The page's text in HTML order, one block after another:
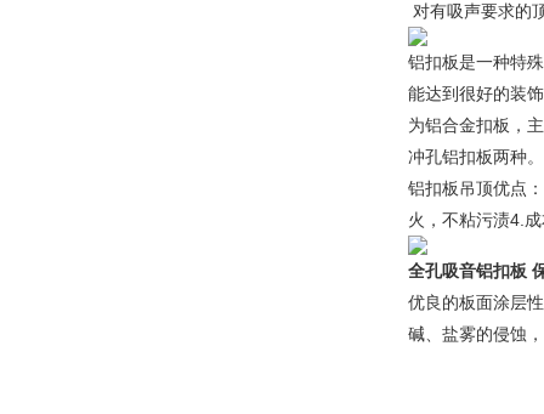
对有吸声要求的
铝扣板是一种特
能达到很好的装
为铝合金扣板，
冲孔铝扣板两种。
铝扣板吊顶优点
火，不粘污渍4.
全孔吸音铝扣板
优良的板面涂层
碱、盐雾的侵蚀